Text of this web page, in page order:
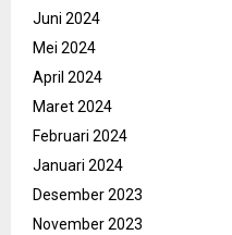
Juni 2024
Mei 2024
April 2024
Maret 2024
Februari 2024
Januari 2024
Desember 2023
November 2023